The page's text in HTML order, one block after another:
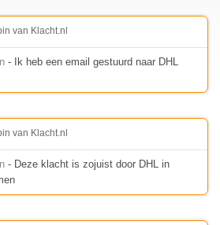
van Klacht.nl
- Ik heb een email gestuurd naar DHL
van Klacht.nl
- Deze klacht is zojuist door DHL in